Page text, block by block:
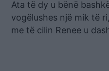
Ata të dy u bënë
vogëlushes një mik të
me të cilin Renee u